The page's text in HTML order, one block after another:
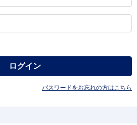
パスワードをお忘れの方はこちら